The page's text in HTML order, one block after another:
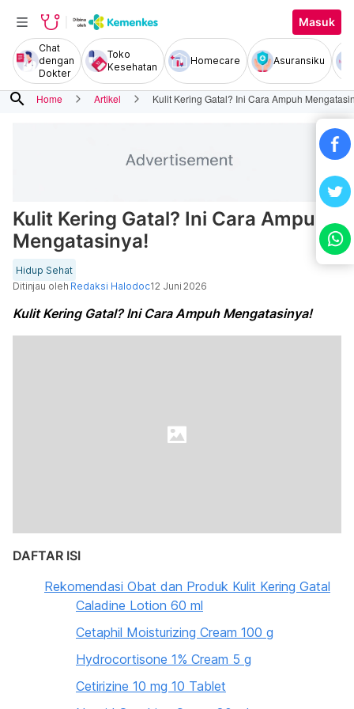
Masuk
Chat
dengan
Dokter
Toko
Kesehatan
Homecare Asuransiku
search Home Artikel Kulit Kering Gatal? Ini Cara Ampuh
Kulit Kering Gatal? Ini Cara Ampuh
Mengatasinya!
Hidup Sehat
Ditinjau oleh Redaksi Halodoc12 Juni 2026
Kulit Kering Gatal? Ini Cara Ampuh Mengatasinya!
DAFTAR ISI
Rekomendasi Obat dan Produk Kulit Kering Gatal
Caladine Lotion 60 ml
Cetaphil Moisturizing Cream 100 g
Hydrocortisone 1% Cream 5 g
Cetirizine 10 mg 10 Tablet